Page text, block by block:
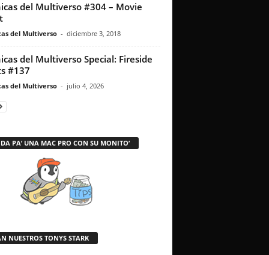
del Multiverso #304 – Movie
del Multiverso - diciembre 3, 2018
del Multiverso Special: Fireside
#137
del Multiverso - julio 4, 2026
PA’ UNA MAC PRO CON SU MONITO’
NUESTROS TONYS STARK